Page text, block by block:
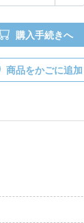
購入手続きへ
商品をかごに追加